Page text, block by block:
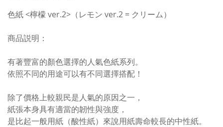
色紙 <檸檬 ver.2>（レモン ver.2 = クリーム）
商品説明：
有著豐富的顏色選擇的人氣色紙系列。
依照不同的用途可以有不同選擇搭配！
除了價格上較親民是人氣的原因之一，
紙張本身具有適當的韌性與強度，
是比起一般用紙（酸性紙）來說用紙壽命較長的中性紙。